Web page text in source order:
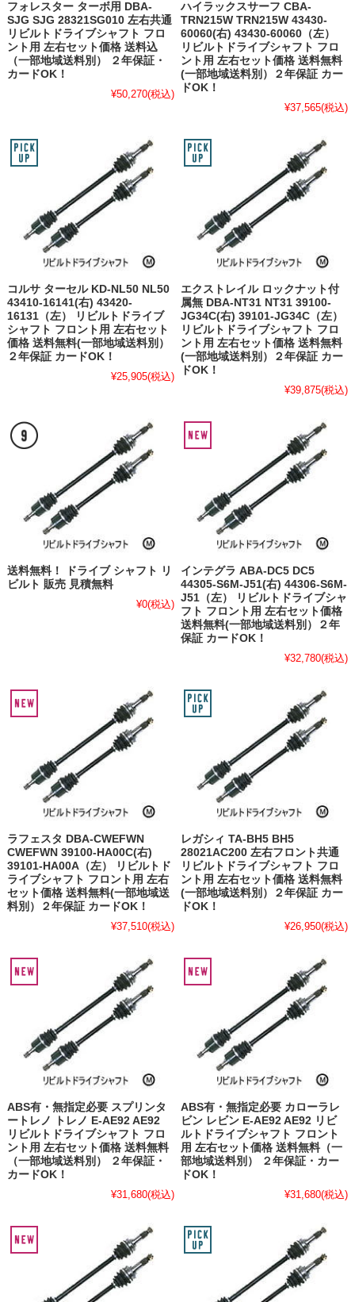
フォレスター ターボ用 DBA-
SJG SJG 28321SG010 左右共通
リビルトドライブシャフト フロ
ント用 左右セット価格 送料込
（一部地域送料別） ２年保証・
カードOK！
¥50,270(税込)
ハイラックスサーフ CBA-
TRN215W TRN215W 43430-
60060(右) 43430-60060（左）
リビルトドライブシャフト フロ
ント用 左右セット価格 送料無料
(一部地域送料別）２年保証 カー
ドOK！
¥37,565(税込)
コルサ ターセル KD-NL50 NL50
43410-16141(右) 43420-
16131（左） リビルトドライブ
シャフト フロント用 左右セット
価格 送料無料(一部地域送料別）
２年保証 カードOK！
¥25,905(税込)
エクストレイル ロックナット付
属無 DBA-NT31 NT31 39100-
JG34C(右) 39101-JG34C（左）
リビルトドライブシャフト フロ
ント用 左右セット価格 送料無料
(一部地域送料別）２年保証 カー
ドOK！
¥39,875(税込)
送料無料！ ドライブ シャフト リ
ビルト 販売 見積無料
¥0(税込)
インテグラ ABA-DC5 DC5
44305-S6M-J51(右) 44306-S6M-
J51（左） リビルトドライブシャ
フト フロント用 左右セット価格
送料無料(一部地域送料別）２年
保証 カードOK！
¥32,780(税込)
ラフェスタ DBA-CWEFWN
CWEFWN 39100-HA00C(右)
39101-HA00A（左） リビルトド
ライブシャフト フロント用 左右
セット価格 送料無料(一部地域送
料別）２年保証 カードOK！
¥37,510(税込)
レガシィ TA-BH5 BH5
28021AC200 左右フロント共通
リビルトドライブシャフト フロ
ント用 左右セット価格 送料無料
(一部地域送料別）２年保証 カー
ドOK！
¥26,950(税込)
ABS有・無指定必要 スプリンタ
ートレノ トレノ E-AE92 AE92
リビルトドライブシャフト フロ
ント用 左右セット価格 送料無料
（一部地域送料別） ２年保証・
カードOK！
¥31,680(税込)
ABS有・無指定必要 カローラレ
ビン レビン E-AE92 AE92 リビ
ルトドライブシャフト フロント
用 左右セット価格 送料無料（一
部地域送料別） ２年保証・カー
ドOK！
¥31,680(税込)